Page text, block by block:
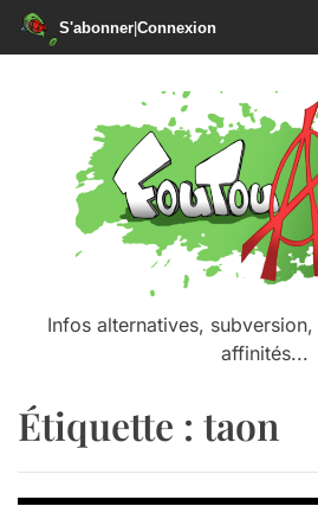
S'abonner|Connexion
Infos alternatives,
affinités...
Étiquette : taon